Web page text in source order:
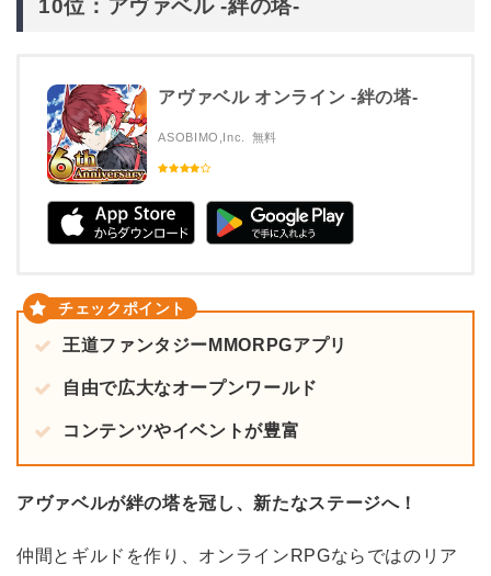
10位：アヴァベル -絆の塔-
アヴァベル オンライン -絆の塔-
ASOBIMO,Inc. 無料
王道ファンタジーMMORPGアプリ
自由で広大なオープンワールド
コンテンツやイベントが豊富
アヴァベルが絆の塔を冠し、新たなステージへ！
仲間とギルドを作り、オンラインRPGならではのリア